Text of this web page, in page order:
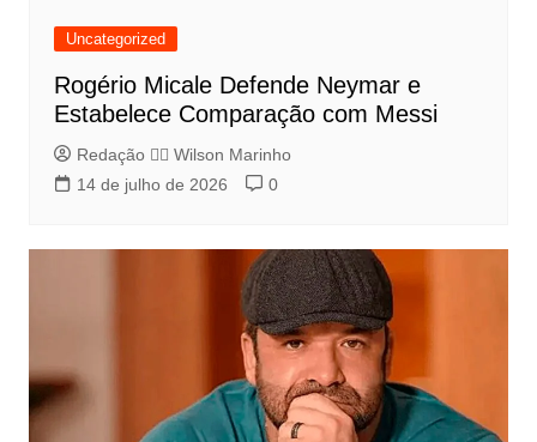
Uncategorized
Rogério Micale Defende Neymar e
Estabelece Comparação com Messi
Redação 👨‍⚖️​ Wilson Marinho
14 de julho de 2026
0